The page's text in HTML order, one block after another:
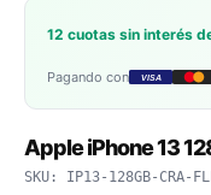
12 cuotas sin interés
Pagando con VISA
Apple iPhone 13
SKU: IP13-128GB-CRA-